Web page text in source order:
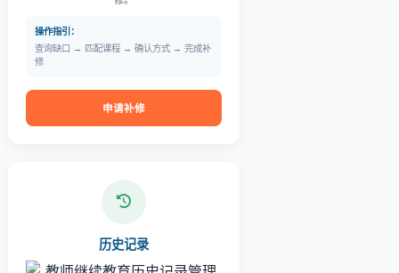
操作指引：
查询缺口 → 匹配课程 → 确认方式 → 完成补
修
申请补修
历史记录